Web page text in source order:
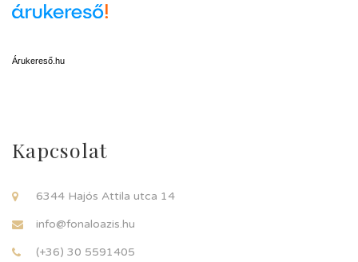
Árukereső.hu
Kapcsolat
6344 Hajós Attila utca 14
info@fonaloazis.hu
(+36) 30 5591405